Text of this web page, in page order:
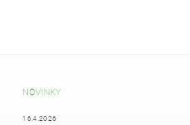
NOVINKY
16.4.2026